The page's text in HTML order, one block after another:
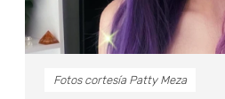
Fotos cortesía Patty Meza